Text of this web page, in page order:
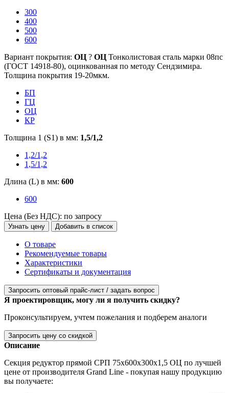
300
400
500
600
Вариант покрытия: ОЦ ? ОЦ Тонколистовая сталь марки 08пс
(ГОСТ 14918-80), оцинкованная по методу Сендзимира.
Толщина покрытия 19-20мкм.
БП
ГЦ
ОЦ
КР
Толщина 1 (S1) в мм: 1,5/1,2
1,2/1,2
1,5/1,2
Длина (L) в мм: 600
600
Цена (Без НДС): по запросу
Узнать цену Добавить в список
О товаре
Рекомендуемые товары
Характеристики
Сертификаты и документация
Запросить оптовый прайс-лист / задать вопрос
Я проектировщик, могу ли я получить скидку?
Проконсультируем, учтем пожелания и подберем аналоги
Запросить цену со скидкой
Описание
Секция редуктор прямой СРП 75х600х300х1,5 ОЦ по лучшей
цене от производителя Grand Line - покупая нашу продукцию
вы получаете: